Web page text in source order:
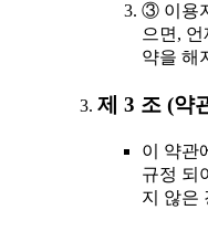
③ 이용
으면,
약을 해
제 3 조 (약
이 약관
규정 되
지 않은